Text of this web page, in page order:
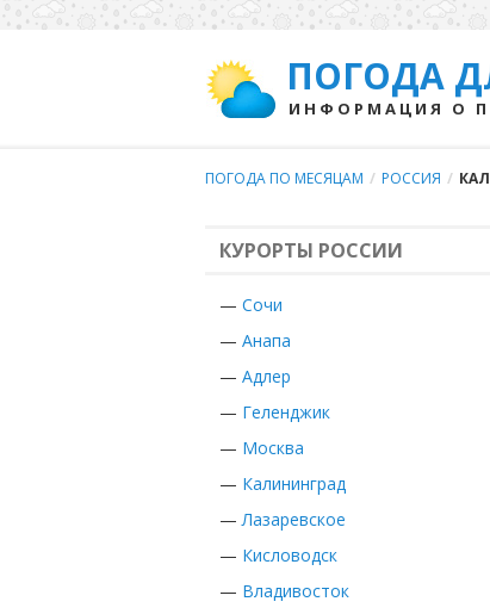
ПОГОДА
ИНФОРМАЦИЯ О
ПОГОДА ПО МЕСЯЦАМ / РОССИЯ /
КУРОРТЫ РОССИИ
— Сочи
— Анапа
— Адлер
— Геленджик
— Москва
— Калининград
—Лазаревское
— Кисловодск
— Владивосток